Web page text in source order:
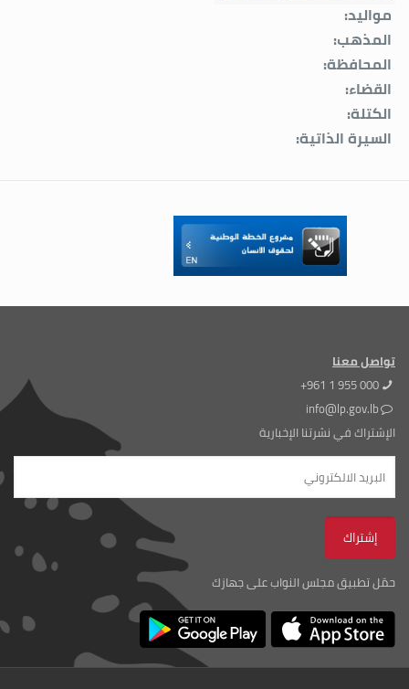
مواليد:
المذهب:
المحافظة:
القضاء:
الكتلة:
السيرة الذاتية:
تواصل معنا
+961 1 955 000
info@lp.gov.lb
الإشتراك في نشرتنا الإخبارية
حمّل تطبيق مجلس النواب على جهازك